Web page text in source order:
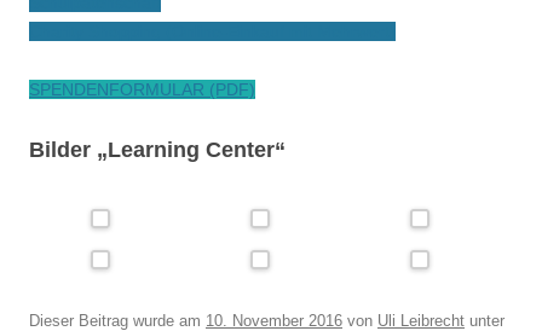
SPENDENFORMULAR (PDF)
Bilder „Learning Center“
Dieser Beitrag wurde am 10. November 2016 von Uli Leibrecht unter